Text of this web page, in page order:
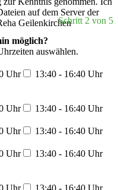
auf dem Server der
GeilenkirchenSchritt 2 von 5
möglich?
auswählen.
Uhr
13:40 - 16:40 Uhr
Uhr
13:40 - 16:40 Uhr
Uhr
13:40 - 16:40 Uhr
Uhr
13:40 - 16:40 Uhr
Uhr 13:40 - 16:40 Uhr